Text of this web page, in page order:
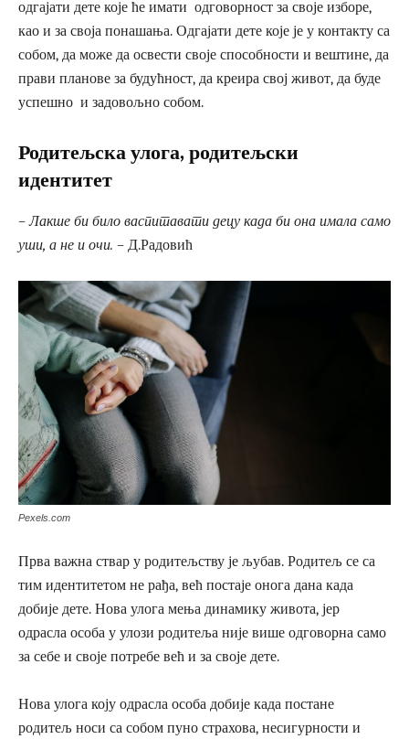
одгајати дете које ће имати одговорност за своје изборе,
као и за своја понашања. Одгајати дете које је у контакту са
собом, да може да освести своје способности и вештине, да
прави планове за будућност, да креира свој живот, да буде
успешно и задовољно собом.
Родитељска улога, родитељски
идентитет
– Лакше би било васпитавати децу када би она имала само
уши, а не и очи. – Д.Радовић
Pexels.com
Прва важна ствар у родитељству је љубав. Родитељ се са
тим идентитетом не рађа, већ постаје онога дана када
добије дете. Нова улога мења динамику живота, јер
одрасла особа у улози родитеља није више одговорна само
за себе и своје потребе већ и за своје дете.
Нова улога коју одрасла особа добије када постане
родитељ носи са собом пуно страхова, несигурности и